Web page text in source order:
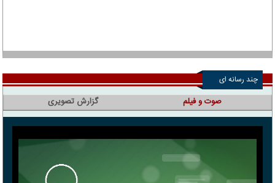
چند رسانه ای
صوت و فیلم گزارش تصویری